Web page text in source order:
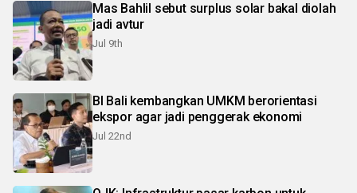
Mas Bahlil sebut surplus solar bakal diolah
jadi avtur
Jul 9th
BI Bali kembangkan UMKM berorientasi
ekspor agar jadi penggerak ekonomi
Jul 22nd